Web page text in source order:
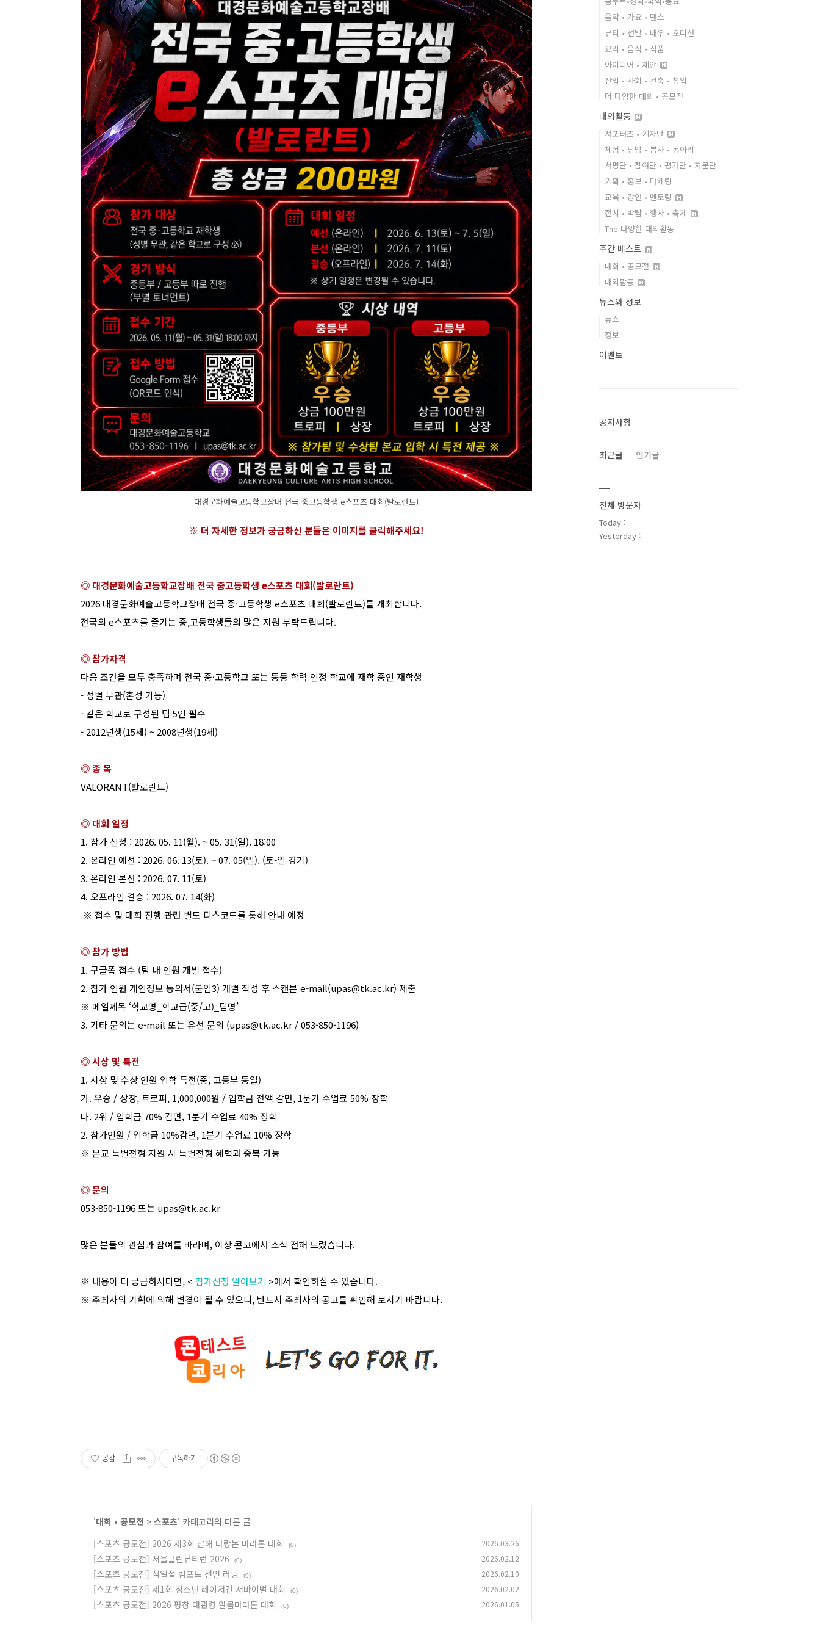
대경문화예술고등학교장배 전국 중고등학생 e스포츠 대회(발로란트)
※ 더 자세한 정보가 궁금하신 분들은 이미지를 클릭해주세요!
◎ 대경문화예술고등학교장배 전국 중고등학생 e스포츠 대회(발로란트)
2026 대경문화예술고등학교장배 전국 중·고등학생 e스포츠 대회(발로란트)를 개최합니다.
전국의 e스포츠를 즐기는 중,고등학생들의 많은 지원 부탁드립니다.
◎ 참가자격
다음 조건을 모두 충족하며 전국 중·고등학교 또는 동등 학력 인정 학교에 재학 중인 재학생
- 성별 무관(혼성 가능)
-같은 학교로 구성된 팀 5인 필수
- 2012년생(15세) ~ 2008년생(19세)
◎ 종 목
VALORANT(발로란트)
◎ 대회 일정
1. 참가 신청 : 2026. 05. 11(월). ~ 05. 31(일). 18:00
2. 온라인 예선 : 2026. 06. 13(토). ~ 07. 05(일). (토-일 경기)
3. 온라인 본선 : 2026. 07. 11(토)
4. 오프라인 결승 : 2026. 07. 14(화)
※ 접수 및 대회 진행 관련 별도 디스코드를 통해 안내 예정
◎ 참가 방법
1. 구글폼 접수 (팀 내 인원 개별 접수)
2. 참가 인원 개인정보 동의서(붙임3) 개별 작성 후스캔본 e-mail(upas@tk.ac.kr) 제출
※ 메일제목 ‘학교명 학교급(중/고)_ 팀명’
3. 기타문의는 e-mail 또는 유선 문의 (upas@tk.ac.kr / 053-850-1196)
◎ 시상 및 특전
1. 시상 및 수상 인원 입학특전(중, 고등부 동일)
가. 우승 / 상장,트로피, 1,000,000원 / 입학금 전액 감면, 1분기 수업료 50% 장학
나. 2위 / 입학금 70% 감면, 1분기 수업료 40% 장학
2. 참가인원 / 입학금 10%감면, 1분기 수업료 10% 장학
※ 본교 특별전형 지원 시 특별전형 혜택과중복 가능
◎ 문의
053-850-1196또는 upas@tk.ac.kr
많은 분들의 관심과 참여를 바라며, 이상 콘코에서 소식 전해 드렸습니다.
※ 내용이 더 궁금하시다면, < 참가신청 알아보기 >에서 확인하실 수 있습니다.
※ 주최사의 기획에 의해 변경이 될 수 있으니, 반드시 주최사의 공고를 확인해 보시기 바랍니다.
공감 구독하기
'대회 • 공모전 > 스포츠' 카테고리의 다른 글
[스포츠 공모전] 2026 제3회 남해 다랑논 마라톤 대회
(0) 2026.03.26
[스포츠 공모전] 서울클린뷰티런 2026 (0) 2026.02.12
[스포츠 공모전] 삼일절 컴포트 선언 러닝 (0) 2026.02.10
[스포츠 공모전] 제1회 청소년 레이저건 서바이벌 대회 (0) 2026.02.02
[스포츠 공모전] 2026 평창 대관령 알몸마라톤 대회 (0) 2026.01.05
음악 • 가요 • 댄스
뷰티 • 선발 • 배우 • 오디션
요리 • 음식 • 식품
아이디어 • 제안
산업 • 사회 • 건축 • 창업
더 다양한 대회 • 공모전
대외활동
서포터즈 • 기자단
체험 • 탐방 • 봉사 • 동아리
서평단 • 참여단 • 평가단 • 자문단
기획 • 홍보 • 마케팅
교육 • 강연 • 멘토링
전시 • 박람 • 행사 • 축제
The 다양한 대외활동
주간 베스트
대회 • 공모전
대외활동
뉴스와 정보
뉴스
정보
이벤트
공지사항
최근글 인기글
전체 방문자
Today :
Yesterday :